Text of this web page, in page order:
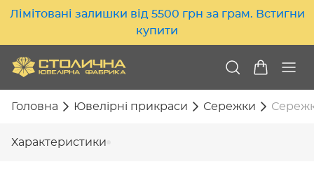
Лімітовані залишки від 5500 грн за грам. Встигни
купити
Головна Ювелірні прикраси Сережки
Характеристики